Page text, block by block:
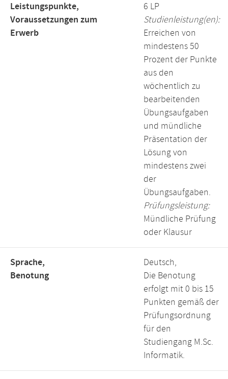
Leistungspunkte,
Voraussetzungen zum
Erwerb
6 LP
Studienleistung(en):
Erreichen von
mindestens 50
Prozent der Punkte
aus den
wöchentlich zu
bearbeitenden
Übungsaufgaben
und mündliche
Präsentation der
Lösung von
mindestens zwei
der
Übungsaufgaben.
Prüfungsleistung:
Mündliche Prüfung
oder Klausur
Sprache,
Benotung
Deutsch,
Die Benotung
erfolgt mit 0 bis 15
Punkten gemäß der
Prüfungsordnung
für den
Studiengang M.Sc.
Informatik.